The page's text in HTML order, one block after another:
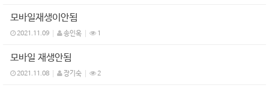
모바일재생이안됨
2021.11.09 송인옥 1
모바일 재생안됨
2021.11.08 장기숙 2